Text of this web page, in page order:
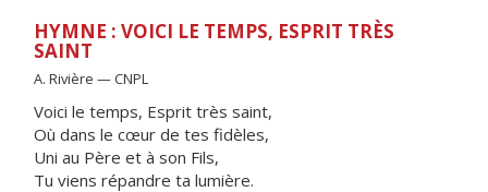
HYMNE : VOICI LE TEMPS, ESPRIT TRÈS
SAINT
A. Rivière — CNPL
Voici le temps, Esprit très saint,
Où dans le cœur de tes fidèles,
Uni au Père et à son Fils,
Tu viens répandre ta lumière.